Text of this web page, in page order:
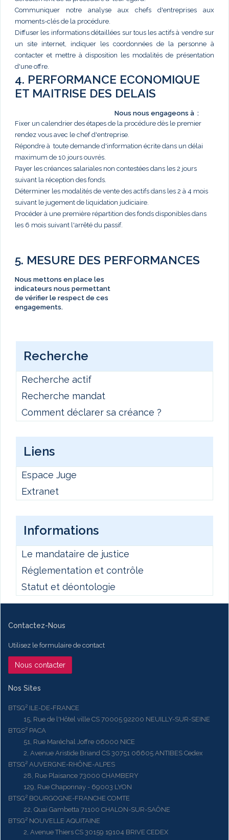
Communiquer notre analyse aux chefs d'entreprises aux
moments-clés de la procédure.
Diffuser les informations détaillées sur tous les actifs à vendre sur
un site internet, indiquer les coordonnées de la personne à
contacter et mettre à disposition les modalités de présentation
d'une offre.
4. PERFORMANCE ECONOMIQUE
ET MAITRISE DES DELAIS
Nous nous engageons à :
Fixer un calendrier des étapes de la procédure dès le premier
rendez vous avec le chef d'entreprise.
Répondre à toute demande d'information écrite dans un délai
maximum de 10 jours ouvrés.
Payer les créances salariales non contestées dans les 2 jours
suivant la réception des fonds.
Déterminer les modalités de vente des actifs dans les 2 à 4 mois
suivant le jugement de liquidation judiciaire.
Procéder à une première répartition des fonds disponibles dans
les 6 mois suivant l'arrêté du passif.
5. MESURE DES PERFORMANCES
Nous mettons en place les
indicateurs nous permettant
de vérifier le respect de ces
engagements.
Recherche
Recherche actif
Recherche mandat
Comment déclarer sa créance ?
Liens
Espace Juge
Extranet
Informations
Le mandataire de justice
Réglementation et contrôle
Statut et déontologie
Contactez-Nous
Utilisez le formulaire de contact
Nous contacter
Nos Sites
BTSG² ILE-DE-FRANCE
15, Rue de l'Hôtel ville CS 70005 92200 NEUILLY-SUR-SEINE
BTGS² PACA
51, Rue Maréchal Joffre 06000 NICE
2, Avenue Aristide Briand CS 30751 06605 ANTIBES Cedex
BTSG² AUVERGNE-RHÔNE-ALPES
28, Rue Plaisance 73000 CHAMBERY
129, Rue Chaponnay - 69003 LYON
BTSG² BOURGOGNE-FRANCHE COMTE
22, Quai Gambetta 71100 CHALON-SUR-SAÔNE
BTSG² NOUVELLE AQUITAINE
2, Avenue Thiers CS 30159 19104 BRIVE CEDEX